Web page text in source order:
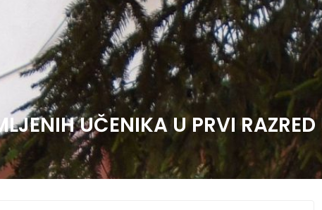
UČENIKA U PRVI